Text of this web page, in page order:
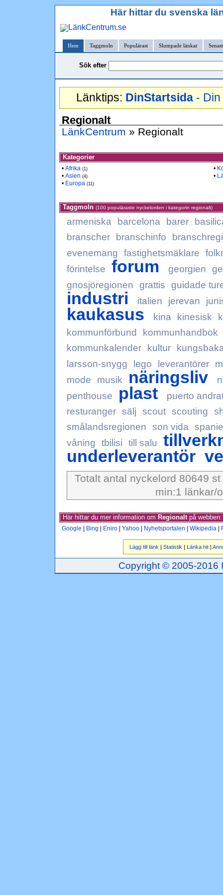
Här hittar du svenska
Hem Taggmoln Populärast Slumpade länkar
Sök efter
Länktips: DinStartsida -
Regionalt
LänkCentrum » Regionalt
Kategorier
• Afrika (1)
• Asien (4)
• Europa (11)
•
•
Taggmoln (100 populäraste nyckelorden i kategorin regionalt)
armeniska barcelona barer
branscher
branschinfo
evenemang
fastighetsmäklare
förintelse
forum georgien
gnosjöregionen
grattis guidade
industri italien jerevan
kaukasus kina kinesisk
kommunförbund
kommunhandbok
kommunkalender
kultur
larsson-snygg
lego leverantörer
mode
musik näringsliv
penthouse
plast
puerto
resturanger sälj scout scouting
smålandsregionen
son vida
våning
tbilisi till salu
underleverantör
Totalt antal nyckelord 80649
min:1 länkar/
Här hittar du mer information om Regionaltpå webben:
Google Bing Eniro Yahoo Nyhetsportalen Wikipedia
Lägg till länk | Statistik | Länka hit|
Copyright © 2005-2016